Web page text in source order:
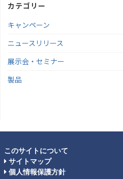
カテゴリー
キャンペーン
ニュースリリース
展示会・セミナー
製品
このサイトについて
サイトマップ
個人情報保護方針